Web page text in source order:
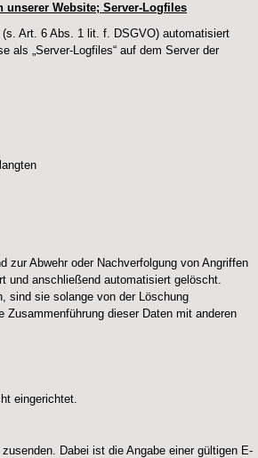
unserer Website; Server-Logfiles
Art. 6 Abs. 1 lit. f. DSGVO) automatisiert
als „Server-Logfiles“ auf dem Server der
zur Abwehr oder Nachverfolgung von Angriffen
und anschließend automatisiert gelöscht.
sind sie solange von der Löschung
dieser Daten mit anderen
eingerichtet.
Dabei ist die Angabe einer gültigen E-